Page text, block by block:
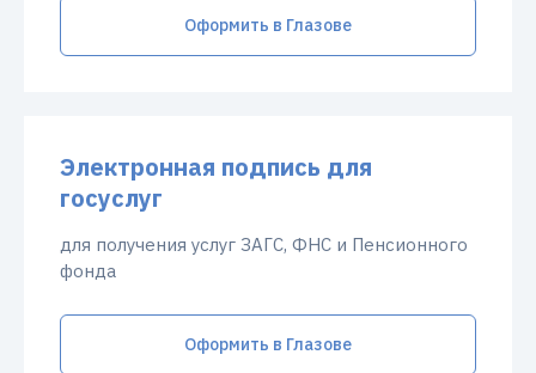
Оформить в Глазове
Электронная подпись для
госуслуг
для получения услуг ЗАГС, ФНС и Пенсионного
фонда
Оформить в Глазове